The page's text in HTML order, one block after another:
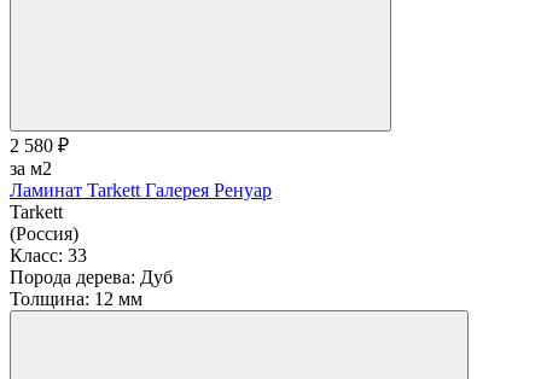
2 580 ₽
за м2
Ламинат Tarkett Галерея Ренуар
Tarkett
(Россия)
Класс: 33
Порода дерева: Дуб
Толщина: 12 мм